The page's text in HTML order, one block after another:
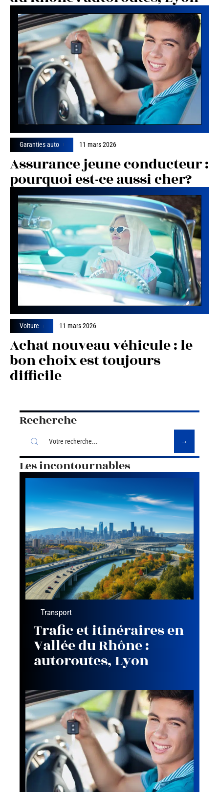
Garanties auto 11 mars 2026
Assurance jeune conducteur :
pourquoi est-ce aussi cher?
Voiture 11 mars 2026
Achat nouveau véhicule : le
bon choix est toujours
difficile
Recherche
Les incontournables
Transport
Trafic et itinéraires en
Vallée du Rhône :
autoroutes, Lyon